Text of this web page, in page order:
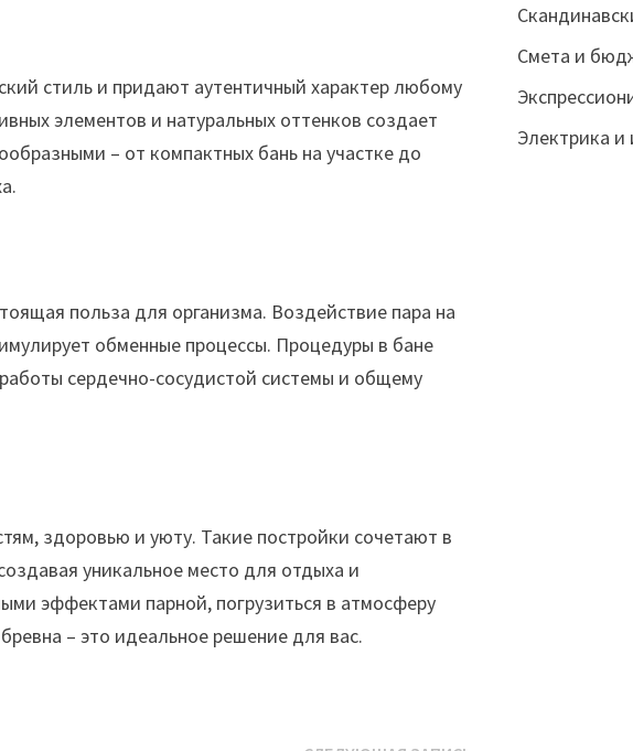
стиль и придают аутентичный характер любому
элементов и натуральных оттенков создает
– от компактных бань на участке до
польза для организма. Воздействие пара на
обменные процессы. Процедуры в бане
сердечно-сосудистой системы и общему
здоровью и уюту. Такие постройки сочетают в
уникальное место для отдыха и
эффектами парной, погрузиться в атмосферу
– это идеальное решение для вас.
Смета и
Электрика и